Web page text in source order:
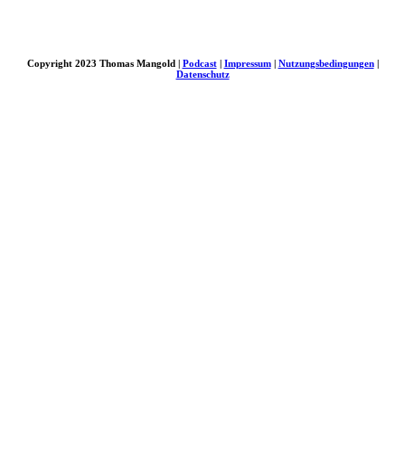
Copyright 2023 Thomas Mangold | Podcast| Impressum| Nutzungsbedingungen|
Datenschutz